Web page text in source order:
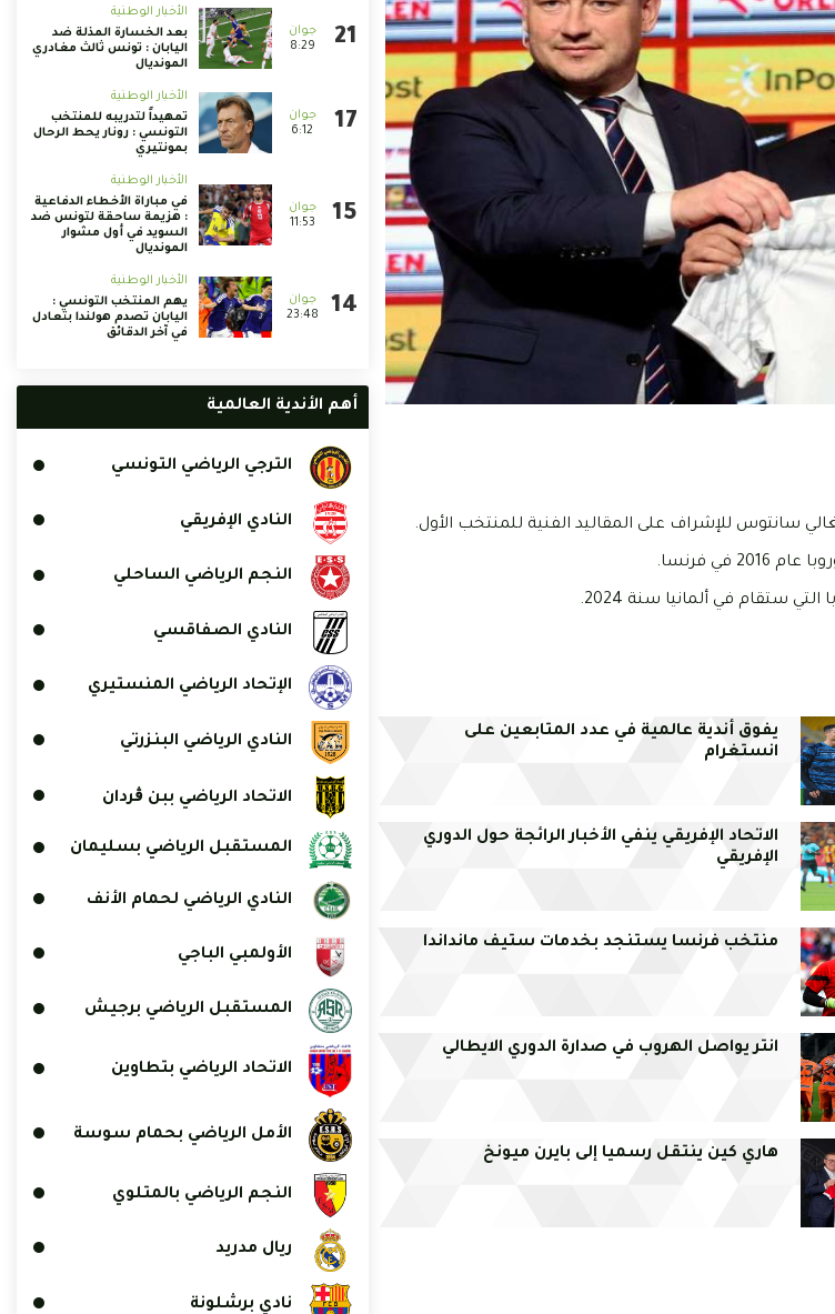
ستقام في ألمانيا سنة 2024.
يفوق أندية عالمية في عدد المتابعين على
انستغرام
الاتحاد الإفريقي ينفي الأخبار الرائجة حول الدوري
الإفريقي
منتخب فرنسا يستنجد بخدمات ستيف مانداندا
انتر يواصل الهروب في صدارة الدوري الايطالي
هاري كين ينتقل رسميا إلى بايرن ميونخ
8:29
الأخبار الوطنية
بعد الخسارة المذلة ضد
اليابان : تونس ثالث مغادري
المونديال
6:12
الأخبار الوطنية
تمهيداً لتدريبه للمنتخب
التونسي : رونار يحط الرحال
بمونتيري
11:53
الأخبار الوطنية
في مباراة الأخطاء الدفاعية
: هزيمة ساحقة لتونس ضد
السويد في أول مشوار
المونديال
23:48
الأخبار الوطنية
يهم المنتخب التونسي :
اليابان تصدم هولندا بتعادل
في آخر الدقائق
أهم الأندية العالمية
الترجي الرياضي التونسي
النادي الإفريقي
النجم الرياضي الساحلي
النادي الصفاقسي
الإتحاد الرياضي المنستيري
النادي الرياضي البنزرتي
الاتحاد الرياضي ببن ڨردان
المستقبل الرياضي بسليمان
النادي الرياضي لحمام الأنف
الأولمبي الباجي
المستقبل الرياضي برجيش
الاتحاد الرياضي بتطاوين
الأمل الرياضي بحمام سوسة
النجم الرياضي بالمتلوي
ريال مدريد
نادي برشلونة